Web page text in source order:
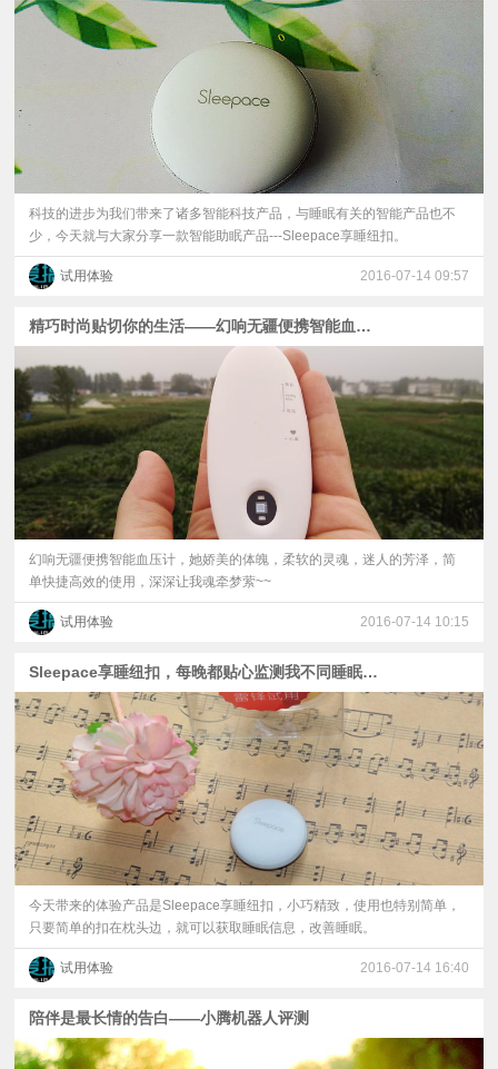
科技的进步为我们带来了诸多智能科技产品，与睡眠有关的智能产品也不
少，今天就与大家分享一款智能助眠产品---Sleepace享睡纽扣。
试用体验 2016-07-14 09:57
精巧时尚贴切你的生活——幻响无疆便携智能血压计！
幻响无疆便携智能血压计，她娇美的体魄，柔软的灵魂，迷人的芳泽，简
单快捷高效的使用，深深让我魂牵梦萦~~
试用体验 2016-07-14 10:15
Sleepace享睡纽扣，每晚都贴心监测我不同睡眠，噢耶！
今天带来的体验产品是Sleepace享睡纽扣，小巧精致，使用也特别简单，
只要简单的扣在枕头边，就可以获取睡眠信息，改善睡眠。
试用体验 2016-07-14 16:40
陪伴是最长情的告白——小腾机器人评测